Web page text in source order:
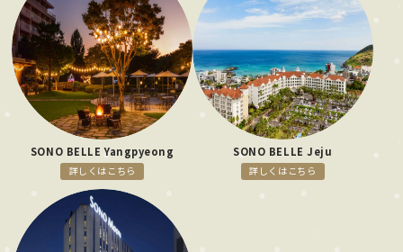
SONO BELLE Yangpyeong
詳しくはこちら
SONO BELLE Jeju
詳しくはこちら